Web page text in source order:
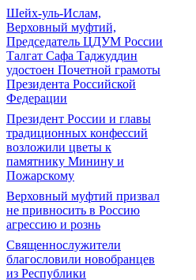
Шейх-уль-Ислам,
Верховный муфтий,
Председатель ЦДУМ России
Талгат Сафа Таджуддин
удостоен Почетной грамоты
Президента Российской
Федерации
Президент России и главы
традиционных конфессий
возложили цветы к
памятнику Минину и
Пожарскому
Верховный муфтий призвал
не привносить в Россию
агрессию и рознь
Священнослужители
благословили новобранцев
из Республики